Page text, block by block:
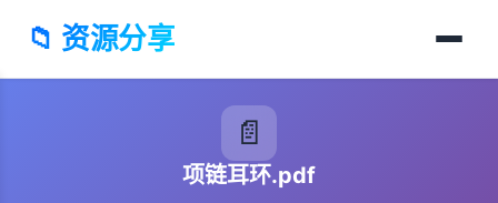
📁 资源分享
📄
项链耳环.pdf